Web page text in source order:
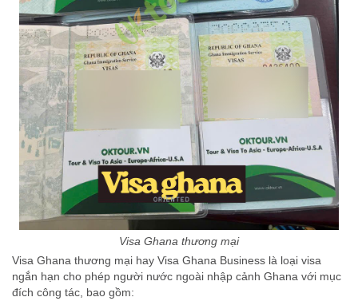
Visa Ghana thương mại
Visa Ghana thương mại hay Visa Ghana Business là loại visa
ngắn hạn cho phép người nước ngoài nhập cảnh Ghana với mục
đích công tác, bao gồm: